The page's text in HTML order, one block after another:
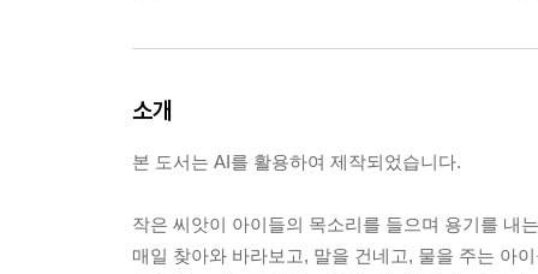
소개
본 도서는 AI를 활용하여 제작되었습니다.
작은 씨앗이 아이들의 목소리를 들으며 용기를 내
매일 찾아와 바라보고, 말을 건네고, 물을 주는 아